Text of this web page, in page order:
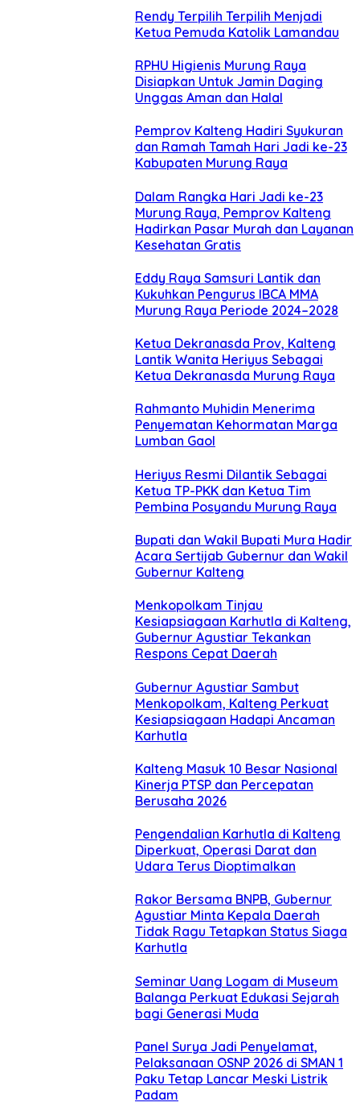
Rendy Terpilih Terpilih Menjadi
Ketua Pemuda Katolik Lamandau
RPHU Higienis Murung Raya
Disiapkan Untuk Jamin Daging
Unggas Aman dan Halal
Pemprov Kalteng Hadiri Syukuran
dan Ramah Tamah Hari Jadi ke-23
Kabupaten Murung Raya
Dalam Rangka Hari Jadi ke-23
Murung Raya, Pemprov Kalteng
Hadirkan Pasar Murah dan Layanan
Kesehatan Gratis
Eddy Raya Samsuri Lantik dan
Kukuhkan Pengurus IBCA MMA
Murung Raya Periode 2024–2028
Ketua Dekranasda Prov, Kalteng
Lantik Wanita Heriyus Sebagai
Ketua Dekranasda Murung Raya
Rahmanto Muhidin Menerima
Penyematan Kehormatan Marga
Lumban Gaol
Heriyus Resmi Dilantik Sebagai
Ketua TP-PKK dan Ketua Tim
Pembina Posyandu Murung Raya
Bupati dan Wakil Bupati Mura Hadir
Acara Sertijab Gubernur dan Wakil
Gubernur Kalteng
Menkopolkam Tinjau
Kesiapsiagaan Karhutla di Kalteng,
Gubernur Agustiar Tekankan
Respons Cepat Daerah
Gubernur Agustiar Sambut
Menkopolkam, Kalteng Perkuat
Kesiapsiagaan Hadapi Ancaman
Karhutla
Kalteng Masuk 10 Besar Nasional
Kinerja PTSP dan Percepatan
Berusaha 2026
Pengendalian Karhutla di Kalteng
Diperkuat, Operasi Darat dan
Udara Terus Dioptimalkan
Rakor Bersama BNPB, Gubernur
Agustiar Minta Kepala Daerah
Tidak Ragu Tetapkan Status Siaga
Karhutla
Seminar Uang Logam di Museum
Balanga Perkuat Edukasi Sejarah
bagi Generasi Muda
Panel Surya Jadi Penyelamat,
Pelaksanaan OSNP 2026 di SMAN 1
Paku Tetap Lancar Meski Listrik
Padam